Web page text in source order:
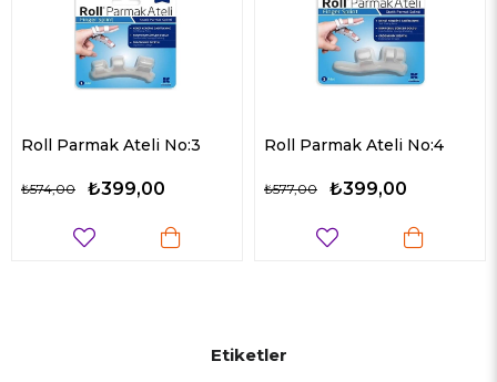
Ateli No:3
₺399,00
Roll Parmak Ateli No:4
₺399,00
Roll
Etiketler